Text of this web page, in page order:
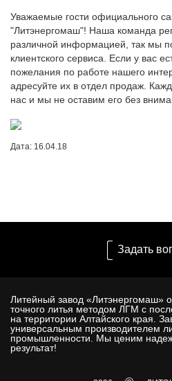
Уважаемые гости официального
"Литэнергомаш"! Наша команда
различной информацией, так мы
клиентского сервиса. Если у вас
пожелания по работе нашего
адресуйте их в отдел продаж.
нас и мы не оставим его без
Дата: 16.04.18
Задать
Литейный завод «Литэнергомаш»
точного литья методом ЛГМ с
на территории Алтайского края.
универсальным производителем
промышленности. Мы ценим
результат!